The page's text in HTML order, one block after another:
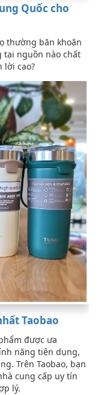
Quốc cho
thường băn khoăn
tại nguồn nào chất
lời cao?
Taobao
được ưa
năng tiện dụng,
Trên Taobao, bạn
cung cấp uy tín
lý.